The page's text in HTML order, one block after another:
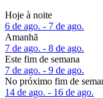
Hoje à noite
6 de ago. - 7 de ago.
Amanhã
7 de ago. - 8 de ago.
Este fim de semana
7 de ago. - 9 de ago.
No próximo fim de
14 de ago. - 16 de ago.